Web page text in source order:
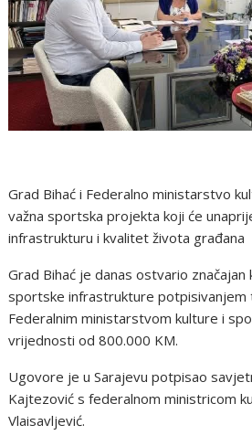
Grad Bihać i Federalno ministarstvo
važna sportska projekta koji će
infrastrukturu i kvalitet života građana
Grad Bihać je danas ostvario značajan
sportske infrastrukture potpisivanjem
Federalnim ministarstvom kulture i
vrijednosti od 800.000 KM.
Ugovore je u Sarajevu potpisao
Kajtezović s federalnom ministricom
Vlaisavljević.